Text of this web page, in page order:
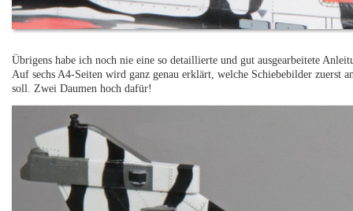
Übrigens habe ich noch nie eine so detaillierte und gut ausgearbeitete
Auf sechs A4-Seiten wird ganz genau erklärt, welche Schiebebilder zuerst
soll. Zwei Daumen hoch dafür!